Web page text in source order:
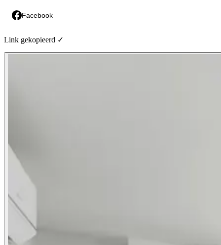
Facebook
Link gekopieerd ✓